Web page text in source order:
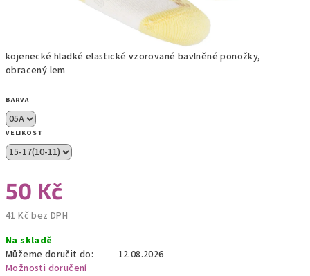
kojenecké hladké elastické vzorované bavlněné ponožky,
obracený lem
BARVA
VELIKOST
50 Kč
41 Kč bez DPH
cena:
Na skladě
Můžeme doručit do:
12.08.2026
Možnosti doručení